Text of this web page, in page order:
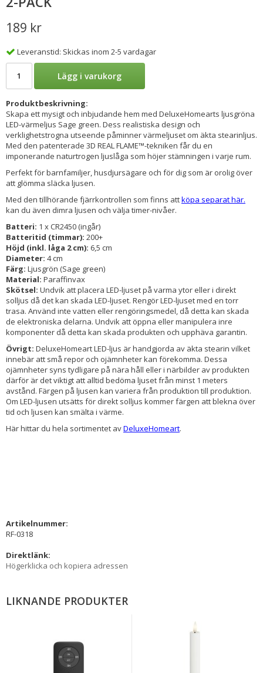
189 kr
Leveranstid: Skickas inom 2-5 vardagar
Lägg i varukorg
Produktbeskrivning:
Skapa ett mysigt och inbjudande hem med DeluxeHomearts ljusgröna
LED-värmeljus Sage green. Dess realistiska design och
verklighetstrogna utseende påminner värmeljuset om äkta stearinljus.
Med den patenterade 3D REAL FLAME™-tekniken får du en
imponerande naturtrogen ljuslåga som höjer stämningen i varje rum.
Perfekt för barnfamiljer, husdjursägare och för dig som är orolig över
att glömma släcka ljusen.
Med den tillhörande fjärrkontrollen som finns attköpa separat här.
kan du även dimra ljusen och välja timer-nivåer.
Batteri: 1 x CR2450 (ingår)
Batteritid (timmar): 200+
Höjd (inkl. låga 2 cm): 6,5 cm
Diameter: 4 cm
Färg: Ljusgrön (Sage green)
Material: Paraffinvax
Skötsel: Undvik att placera LED-ljuset på varma ytor eller i direkt
solljus då det kan skada LED-ljuset. Rengör LED-ljuset med en torr
trasa. Använd inte vatten eller rengöringsmedel, då detta kan skada
de elektroniska delarna. Undvik att öppna eller manipulera inre
komponenter då detta kan skada produkten och upphäva garantin.
Övrigt: DeluxeHomeart LED-ljus är handgjorda av äkta stearin vilket
innebär att små repor och ojämnheter kan förekomma. Dessa
ojämnheter syns tydligare på nära håll eller i närbilder av produkten
därför är det viktigt att alltid bedöma ljuset från minst 1 meters
avstånd. Färgen på ljusen kan variera från produktion till produktion.
Om LED-ljusen utsätts för direkt solljus kommer färgen att blekna över
tid och ljusen kan smälta i värme.
Här hittar du hela sortimentet avDeluxeHomeart.
Artikelnummer:
RF-0318
Direktlänk:
Högerklicka och kopiera adressen
LIKNANDE PRODUKTER